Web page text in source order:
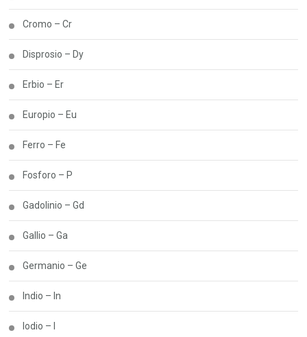
Cromo – Cr
Disprosio – Dy
Erbio – Er
Europio – Eu
Ferro – Fe
Fosforo – P
Gadolinio – Gd
Gallio – Ga
Germanio – Ge
Indio – In
Iodio – I